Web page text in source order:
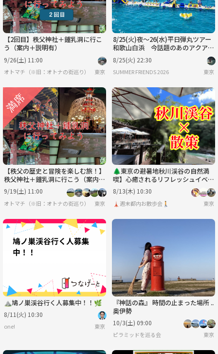
【2回目】秩父神社＋鍾乳洞に行こ
う（案内＋説明有）
9/26(土) 11:00
オトマチ（※旧：オトナの街巡り）【年齢限定なし、30・40代が多く、50代も可】【
東京
8/25(火)夜〜26(水)平日弾丸ツアー
和歌山白浜 今話題のあのアクアル
ープも！
8/25(火) 22:30
SUMMER FRIENDS 2026 東京
【秩父の歴史と冒険を楽しむ旅！】
秩父神社＋鍾乳洞に行こう（案内＋
説明有）
9/19(土) 11:00
オトマチ（※旧：オトナの街巡り）【年齢限定なし、30・40代が多く、50代も可】【
東京
🌲東京の避暑地秋川渓谷の自然満
喫】心癒されるリフレッシュイベン
ト🌿
8/13(木) 10:30
🗼週末都内お散歩会🚶 東京
⛰鳩ノ巣渓谷行く人募集中！！🌿
8/11(火) 10:30
one! 東京
『神話の森』 時間の止まった場所 ..
奥伊勢
10/3(土) 09:00
ピラミッドを巡る会 東京